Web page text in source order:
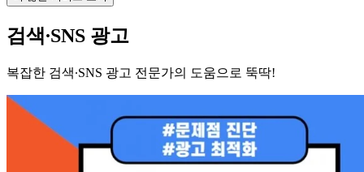
검색∙SNS 광고
복잡한 검색∙SNS 광고 전문가의 도움으로 뚝딱!